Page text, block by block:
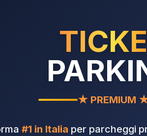
★ PREMIUM
#1 in Italia per parcheggi